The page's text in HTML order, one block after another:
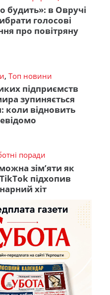
будить»: в Овручі
голосові
про повітряну
, Топ новини
підприємств
зупиняється
коли відновить
поради
зім’яти як
підхопив
хіт